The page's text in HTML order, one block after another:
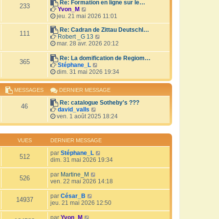
i
r
m
e
s
s
a
g
e
r
e
d
e
r
n
i
e
m
e
s
s
a
g
e
233
Re: Formation en ligne sur le…
Yvon_M
o
i
r
l
e
d
e
r
n
i
e
r
m
e
s
s
a
g
e
jeu. 21 mai 2026 11:01
111
Re: Cadran de Zittau Deutschl…
Robert _G 13
o
i
r
e
d
e
r
n
i
r
m
e
s
s
g
e
mar. 28 avr. 2026 20:12
365
Re: La domification de Regiom…
Stéphane_L
o
i
r
l
e
d
e
r
n
i
e
r
m
e
s
a
g
dim. 31 mai 2026 19:34
MESSAGES DERNIER MESSAGE
46
Re: catalogue Sotheby's ???
david_valls
o
i
e
d
e
r
e
r
e
s
ven. 1 août 2025 18:24
VUES DERNIER MESSAGE
512 par Stéphane_L
dim. 31 mai 2026 19:34
526 par Martine_M
ven. 22 mai 2026 14:18
14937 par César_B
jeu. 21 mai 2026 12:50